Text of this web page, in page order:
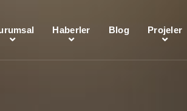
Haberler Blog Projeler